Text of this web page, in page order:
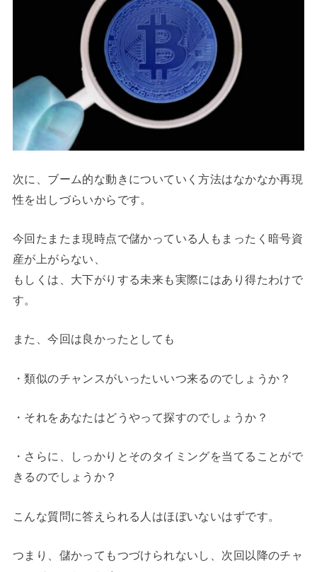
次に、ブーム的な動きについていく方法はなかなか再現
性を出しづらいからです。
今回たまたま現時点で儲かっている人もまったく暗号資
産が上がらない、
もしくは、大下がりする未来も実際にはあり得たわけで
す。
また、今回は良かったとしても
・類似のチャンスがいったいいつ来るのでしょうか？
・それをあなたはどうやって探すのでしょうか？
・さらに、しっかりとそのタイミングを当てることがで
きるのでしょうか？
こんな質問に答えられる人はほぼいないはずです。
つまり、儲かってもつづけられないし、次回以降のチャ